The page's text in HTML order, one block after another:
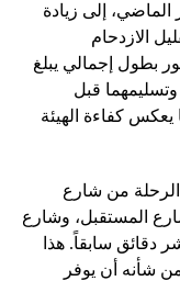
إلى زيادة
الازدحام
بطول إجمالي يبلغ
وتسليمهما قبل
كفاءة الهيئة
من شارع
المستقبل، وشارع
دقائق سابقاً. هذا
شأنه أن يوفر